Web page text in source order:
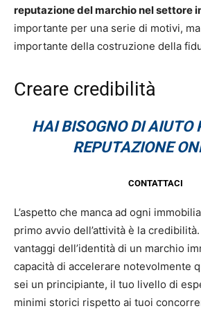
reputazione del marchio nel settore
importante per una serie di motivi,
importante della costruzione della
Creare credibilità
HAI BISOGNO DI AIUTO
REPUTAZIONE
CONTATTACI
L’aspetto che manca ad ogni
primo avvio dell’attività è la
vantaggi dell’identità di un marchio
capacità di accelerare notevolmente
sei un principiante, il tuo livello di
minimi storici rispetto ai tuoi